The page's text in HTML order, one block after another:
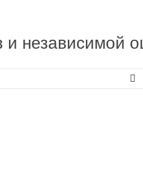
и независимой
